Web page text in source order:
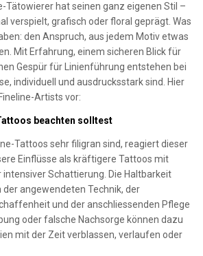
Tätowierer hat seinen ganz eigenen Stil –
verspielt, grafisch oder floral geprägt. Was
den Anspruch, aus jedem Motiv etwas
Mit Erfahrung, einem sicheren Blick für
Gespür für Linienführung entstehen bei
individuell und ausdrucksstark sind. Hier
Artists vor:
beachten solltest
Tattoos sehr filigran sind, reagiert dieser
Einflüsse als kräftigere Tattoos mit
intensiver Schattierung. Die Haltbarkeit
der angewendeten Technik, der
und der anschliessenden Pflege
oder falsche Nachsorge können dazu
mit der Zeit verblassen, verlaufen oder